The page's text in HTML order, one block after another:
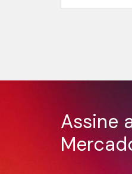
Assine